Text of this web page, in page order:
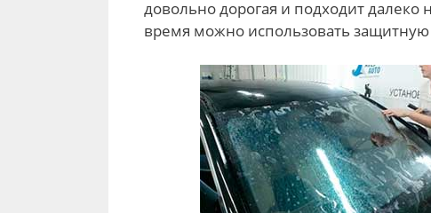
довольно дорогая и подходит
время можно использовать